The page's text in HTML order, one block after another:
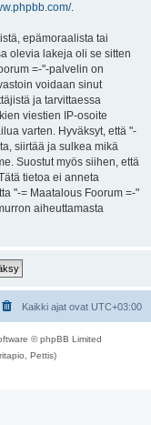
.
epämoraalista tai
olevia lakeja oli se sitten
=-"-palvelin on
voidaan sinut
ja tarvittaessa
viestien IP-osoite
varten. Hyväksyt, että "-
siirtää ja sulkea mikä
Suostut myös siihen, että
tietoa ei anneta
"-= Maatalous Foorum =-"
aiheuttamasta
Kaikki ajat ovat UTC+03:00
© phpBB Limited
Pettis)